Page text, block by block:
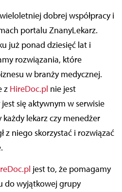
dobrej współpracy i
portalu ZnanyLekarz.
już ponad dziesięć lat i
rozwiązania, które
w branży medycznej.
z HireDoc.pl nie jest
się aktywnym w serwisie
każdy lekarz czy menedżer
z niego skorzystać i rozwiązać
jest to, że pomagamy
do wyjątkowej grupy